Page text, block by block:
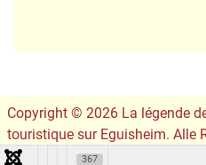
Copyright © 2026 La légende
touristique sur Eguisheim. Alle
Conception du site :
Leslie
367